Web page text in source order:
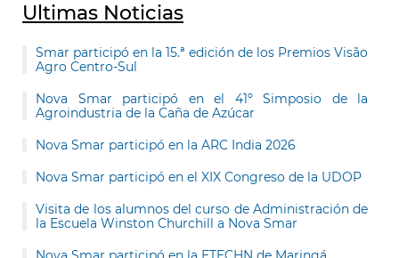
Ultimas Noticias
Smar participó en la 15.ª edición de los Premios Visão
Agro Centro-Sul
Nova Smar participó en el 41º Simposio de la
Agroindustria de la Caña de Azúcar
Nova Smar participó en la ARC India 2026
Nova Smar participó en el XIX Congreso de la UDOP
Visita de los alumnos del curso de Administración de
la Escuela Winston Churchill a Nova Smar